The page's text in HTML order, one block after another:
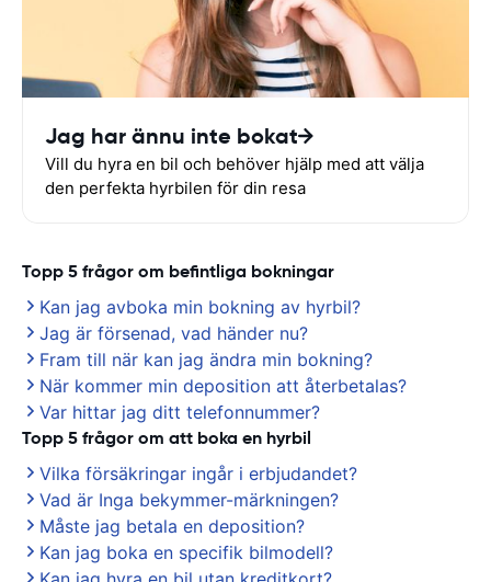
Jag har ännu inte bokat
Vill du hyra en bil och behöver hjälp med att välja
den perfekta hyrbilen för din resa
Topp 5 frågor om befintliga bokningar
Kan jag avboka min bokning av hyrbil?
Jag är försenad, vad händer nu?
Fram till när kan jag ändra min bokning?
När kommer min deposition att återbetalas?
Var hittar jag ditt telefonnummer?
Topp 5 frågor om att boka en hyrbil
Vilka försäkringar ingår i erbjudandet?
Vad är Inga bekymmer-märkningen?
Måste jag betala en deposition?
Kan jag boka en specifik bilmodell?